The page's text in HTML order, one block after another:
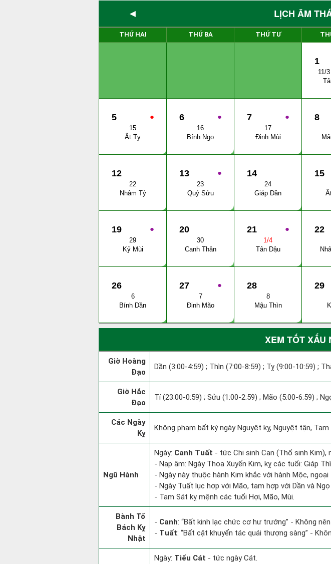
◄ LỊCH ÂM
THỨ HAI THỨ BA THỨ TƯ
1
11/
●
5
15
Ất Tỵ
●
6
16
Bính Ngọ
●
7
17
Đinh Mùi
8
12
22
Nhâm Tý
●
13
23
Quý Sửu
14
24
Giáp Dần
15
●
19
29
Kỷ Mùi
20
30
Canh Thân
●
21
1/4
Tân Dậu
22
26
6
Bính Dần
●
27
7
Đinh Mão
28
8
Mậu Thìn
29
XEM TỐT XẤU
Giờ Hoàng
Đạo
Dần (3:00-4:59) ; Thìn (7:00-8:59) ; Tỵ (9:00-10:59) ;
Giờ Hắc
Đạo
Tí (23:00-0:59) ; Sửu (1:00-2:59) ; Mão (5:00-6:59) ;
Các Ngày
Kỵ
Không phạm bất kỳ ngày Nguyệt kỵ, Nguyệt tận,
Ngũ Hành
Ngày: Canh Tuất - tức Chi sinh Can (Thổ sinh Kim),
- Nạp âm: Ngày Thoa Xuyến Kim, kỵ các tuổi: Giáp
- Ngày này thuộc hành Kim khắc với hành Mộc,
- Ngày Tuất lục hợp với Mão, tam hợp với Dần và
- Tam Sát kỵ mệnh các tuổi Hợi, Mão, Mùi.
Bành Tổ
Bách Kỵ
Nhật
- Canh: “Bất kinh lạc chức cơ hư trướng” - Không
- Tuất: “Bất cật khuyển tác quái thượng sàng” -
Ngày: Tiểu Cát - tức ngày Cát.